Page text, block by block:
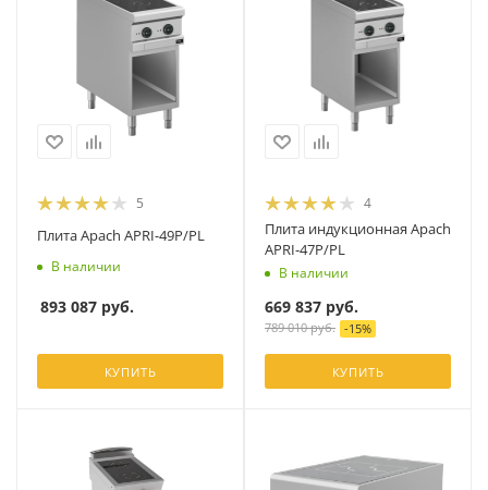
5
Плита Apach APRI-49P/PL
В наличии
893 087 руб.
КУПИТЬ
4
Плита индукционная Apach
APRI-47P/PL
В наличии
669 837 руб.
789 010руб. -15%
КУПИТЬ